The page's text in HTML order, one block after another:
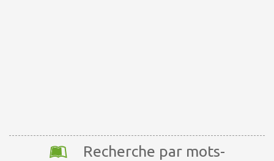
Recherche par mots-